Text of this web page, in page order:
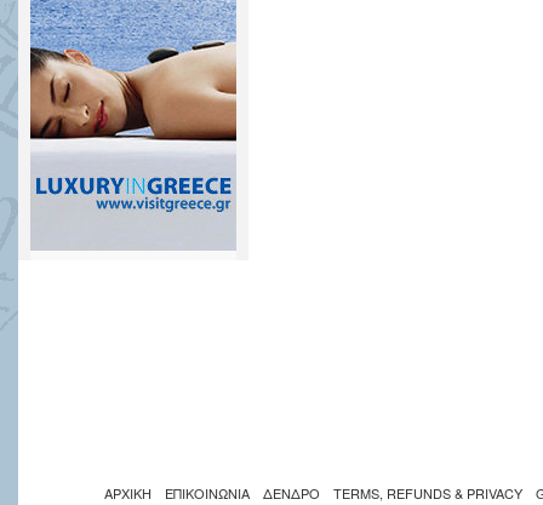
ΑΡΧΙΚΗ ΕΠΙΚΟΙΝΩΝΙΑ ΔΕΝΔΡΟ TERMS, REFUNDS & PRIVACY